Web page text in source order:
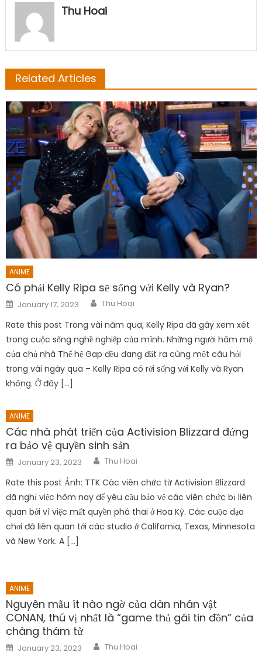
Thu Hoai
Related Articles
ANIME
Có phải Kelly Ripa sẽ sống với Kelly và Ryan?
Posted
on
January 17, 2023 Author
Thu Hoai
Rate this post Trong vài năm qua, Kelly Ripa đã gây xem xét
trong cuộc sống nghề nghiệp của mình. Những người hâm mộ
của chủ nhà Thế hệ Gap đều đang đặt ra cùng một câu hỏi
trong vài ngày qua – Kelly Ripa có rời sống với Kelly và Ryan
không. Ở đây […]
ANIME
Các nhà phát triển của Activision Blizzard đứng
ra bảo vệ quyền sinh sản
Posted
on
January 23, 2023 Author
Thu Hoai
Rate this post Ảnh: TTK Các viên chức từ Activision Blizzard
đã nghỉ việc hôm nay để yêu cầu bảo vệ các viên chức bị liên
quan bởi vì việc mất quyền phá thai ở Hoa Kỳ. Các cuộc dạo
chơi đã liên quan tới các studio ở California, Texas, Minnesota
và New York. A […]
ANIME
Nguyên mẫu ít nào ngờ của dàn nhân vật
CONAN, thú vị nhất là “game thủ gái tin đồn” của
chàng thám tử
Posted
on
January 23, 2023 Author
Thu Hoai